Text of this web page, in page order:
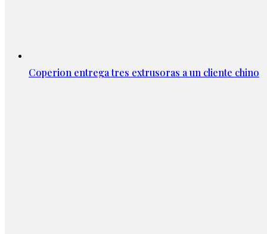
Coperion entrega tres extrusoras a un cliente chino